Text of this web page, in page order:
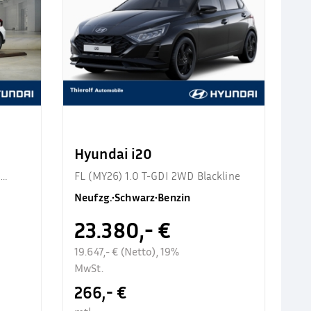
Hyundai i20
FL (MY26) 1.0 T-GDI 2WD Blackline
Neufzg.•Schwarz•Benzin
23.380,- €
19.647,- € (Netto), 19%
MwSt.
266,- €